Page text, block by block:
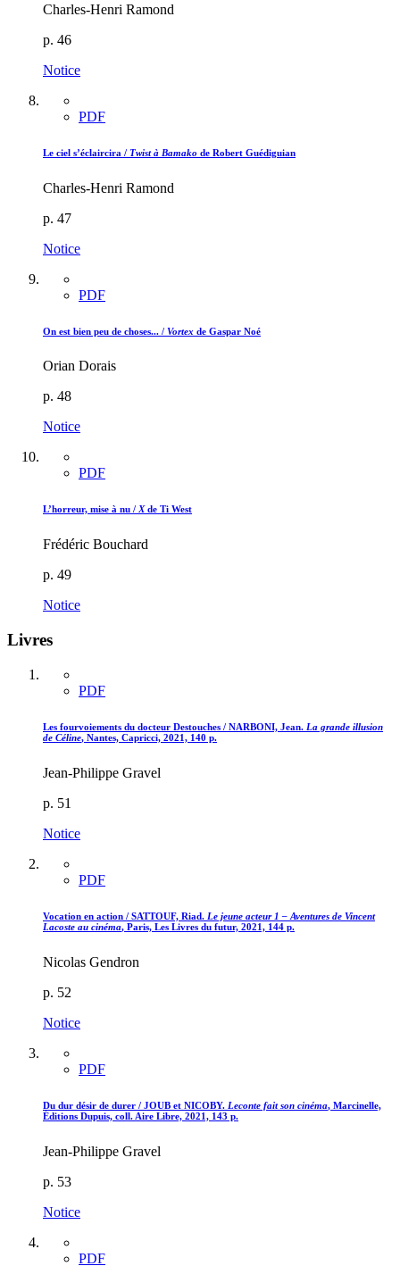
Charles-Henri Ramond
p. 46
Notice
PDF
Le ciel s’éclaircira / Twist à Bamako de Robert Guédiguian
Charles-Henri Ramond
p. 47
Notice
PDF
On est bien peu de choses... / Vortex de Gaspar Noé
Orian Dorais
p. 48
Notice
PDF
L’horreur, mise à nu /Xde Ti West
Frédéric Bouchard
p. 49
Notice
Livres
PDF
Les fourvoiements du docteur Destouches / NARBONI, Jean. La grande illusion
de Céline, Nantes, Capricci, 2021, 140 p.
Jean-Philippe Gravel
p. 51
Notice
PDF
Vocation en action / SATTOUF, Riad. Le jeune acteur 1 – Aventures de Vincent
Lacoste au cinéma, Paris, Les Livres du futur, 2021, 144 p.
Nicolas Gendron
p. 52
Notice
PDF
Du dur désir de durer / JOUB et NICOBY. Leconte fait son cinéma, Marcinelle,
Éditions Dupuis, coll. Aire Libre, 2021, 143 p.
Jean-Philippe Gravel
p. 53
Notice
PDF